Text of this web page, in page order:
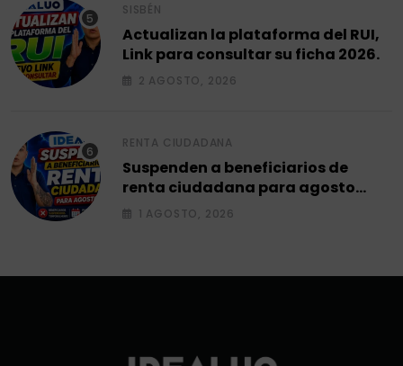
SISBÉN
Actualizan la plataforma del RUI,
Link para consultar su ficha 2026.
2 AGOSTO, 2026
RENTA CIUDADANA
Suspenden a beneficiarios de
renta ciudadana para agosto
2026.
1 AGOSTO, 2026